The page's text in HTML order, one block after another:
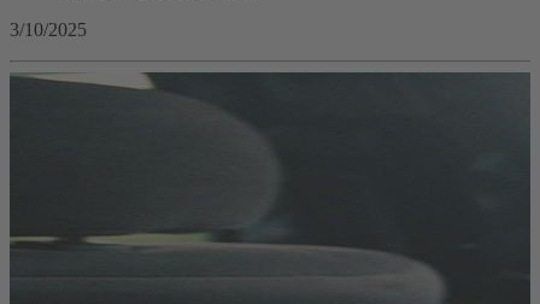
3/10/2025